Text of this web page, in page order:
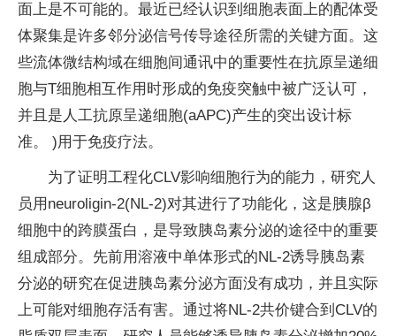
面上是不可能的。最近已经认识到细胞表面上的配体受
体聚集是许多邻分泌信号传导途径所需的关键方面。这
些流体微结构域在细胞间通讯中的重要性在抗原呈递细
胞与T细胞相互作用时形成的免疫突触中被广泛认可，
并且是人工抗原呈递细胞(aAPC)产生的突出设计标
准。 )用于免疫疗法。
为了证明工程化CLV影响细胞行为的能力，研究人
员用neuroligin-2(NL-2)对其进行了功能化，这是胰腺β
细胞中的跨膜蛋白，是导致胰岛素分泌的途径中的重要
组成部分。先前用溶液中单体形式的NL-2诱导胰岛素
分泌的研究在促进胰岛素分泌方面没有成功，并且实际
上可能对细胞存活有害。通过将NL-2共价键合到CLV的